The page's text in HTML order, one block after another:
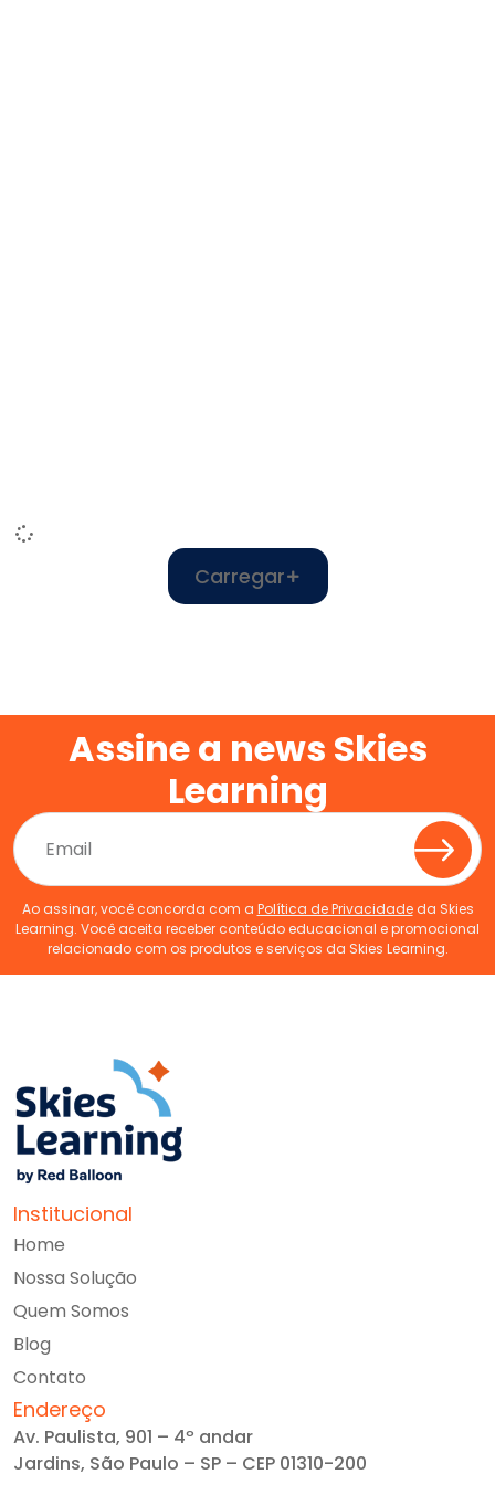
Carregar
Assine a news Skies
Learning
Ao assinar, você concorda com a Política de Privacidadeda Skies
Learning. Você aceita receber conteúdo educacional e promocional
relacionado com os produtos e serviços da Skies Learning.
Institucional
Home
Nossa Solução
Quem Somos
Blog
Contato
Endereço
Av. Paulista, 901 – 4º andar
Jardins, São Paulo – SP – CEP 01310-200